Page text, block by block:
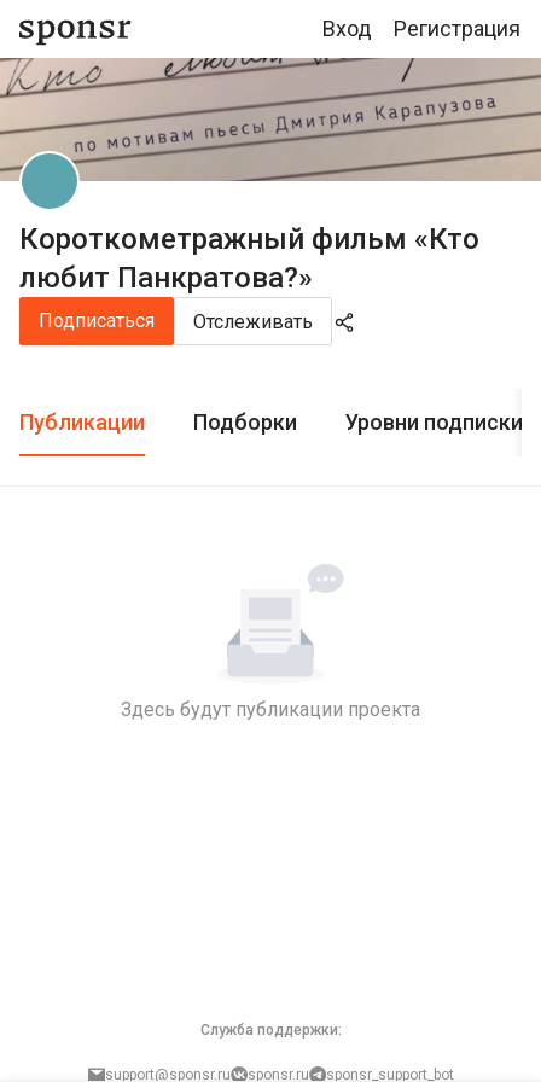
Вход Регистрация
Короткометражный фильм «Кто
любит Панкратова?»
Подписаться Отслеживать
Публикации Подборки Уровни подписки
Здесь будут публикации проекта
Служба поддержки:
support@sponsr.ru sponsr.ru sponsr_support_bot